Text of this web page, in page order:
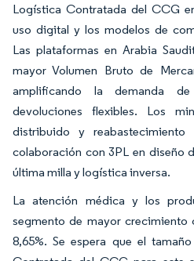
Logística Contratada del CCG
uso digital y los modelos de
Las plataformas en Arabia
mayor Volumen Bruto de
amplificando la demanda
devoluciones flexibles. Los
distribuido y
colaboración con 3PL en diseño
última milla y logística inversa.
La atención médica y los
segmento de mayor crecimiento
8,65%. Se espera que el